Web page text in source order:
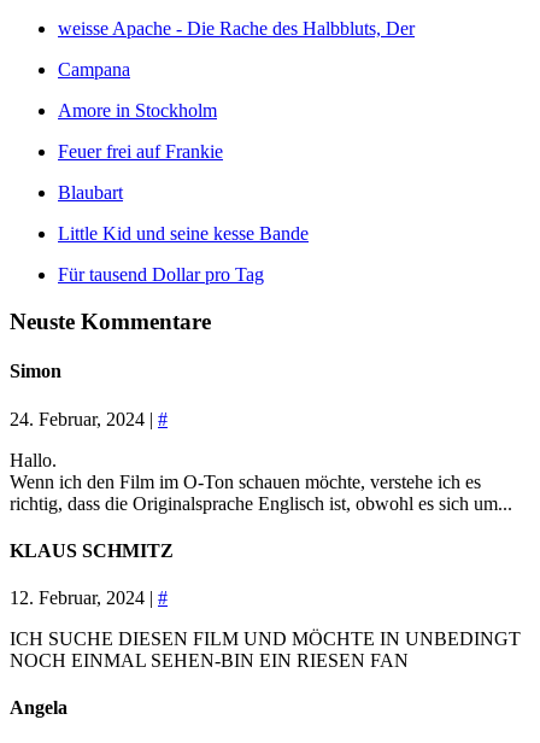
weisse Apache - Die Rache des Halbbluts, Der
Campana
Amore in Stockholm
Feuer frei auf Frankie
Blaubart
Little Kid und seine kesse Bande
Für tausend Dollar pro Tag
Neuste Kommentare
Simon
24. Februar, 2024 | #
Hallo.
Wenn ich den Film im O-Ton schauen möchte, verstehe ich es
richtig, dass die Originalsprache Englisch ist, obwohl es sich um...
KLAUS SCHMITZ
12. Februar, 2024 | #
ICH SUCHE DIESEN FILM UND MÖCHTE IN UNBEDINGT
NOCH EINMAL SEHEN-BIN EIN RIESEN FAN
Angela